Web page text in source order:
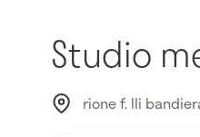
Studio
rione f. lli